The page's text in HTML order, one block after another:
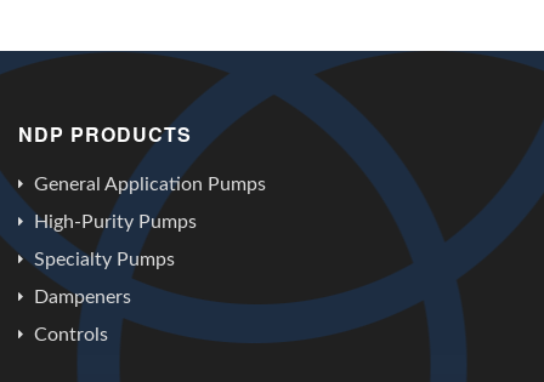
NDP PRODUCTS
General Application Pumps
High-Purity Pumps
Specialty Pumps
Dampeners
Controls